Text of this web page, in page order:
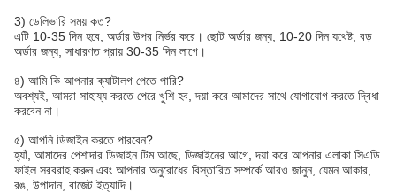
3) ডেলিভারি সময় কত?
এটি 10-35 দিন হবে, অর্ডার উপর নির্ভর করে। ছোট অর্ডার জন্য, 10-20 দিন যথেষ্ট, বড়
অর্ডার জন্য, সাধারণত প্রায় 30-35 দিন লাগে।
৪) আমি কি আপনার ক্যাটালগ পেতে পারি?
অবশ্যই, আমরা সাহায্য করতে পেরে খুশি হব, দয়া করে আমাদের সাথে যোগাযোগ করতে দ্বিধা
করবেন না।
৫) আপনি ডিজাইন করতে পারবেন?
হ্যাঁ, আমাদের পেশাদার ডিজাইন টিম আছে, ডিজাইনের আগে, দয়া করে আপনার এলাকা সিএডি
ফাইল সরবরাহ করুন এবং আপনার অনুরোধের বিস্তারিত সম্পর্কে আরও জানুন, যেমন আকার,
রঙ, উপাদান, বাজেট ইত্যাদি।